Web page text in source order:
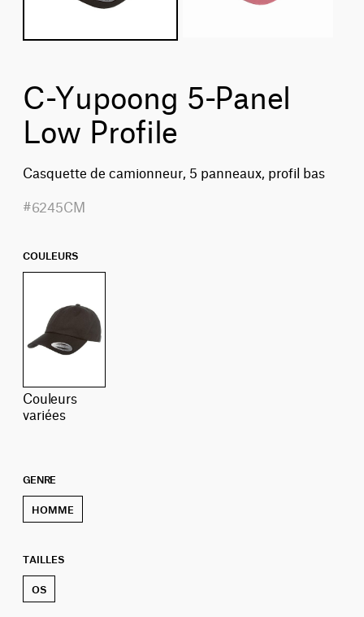
C-Yupoong 5-Panel
Low Profile
Casquette de camionneur, 5 panneaux, profil bas
#6245CM
COULEURS
couleurs
variées
GENRE
HOMME
TAILLES
OS